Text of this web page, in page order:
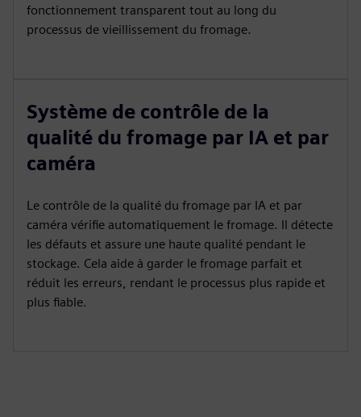
fonctionnement transparent tout au long du
processus de vieillissement du fromage.
Système de contrôle de la
qualité du fromage par IA et par
caméra
Le contrôle de la qualité du fromage par IA et par
caméra vérifie automatiquement le fromage. Il détecte
les défauts et assure une haute qualité pendant le
stockage. Cela aide à garder le fromage parfait et
réduit les erreurs, rendant le processus plus rapide et
plus fiable.